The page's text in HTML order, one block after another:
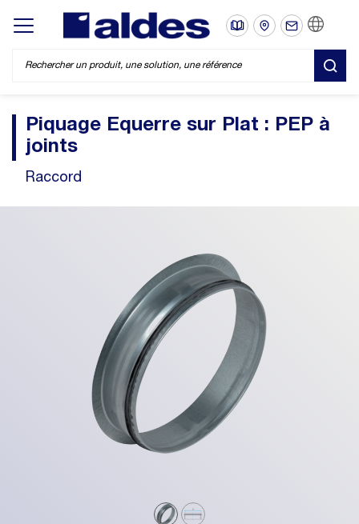
Display/hide main menu
Piquage Equerre sur Plat : PEP à
joints
Raccord